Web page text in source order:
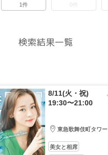
1件
0件
検索結果一覧
8/11(火・祝)
19:30〜21:00
東急歌舞伎町タワー
美女と相席